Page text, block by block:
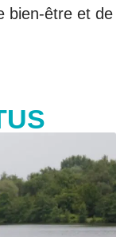
bien-être et de